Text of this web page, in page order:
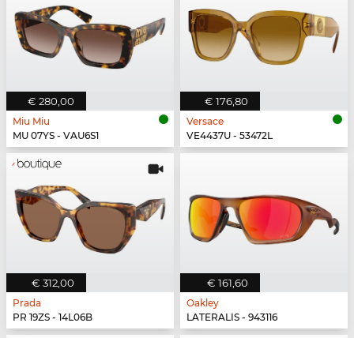
€ 280,00
Miu Miu
MU 07YS - VAU6S1
€ 176,80
Versace
VE4437U - 53472L
€ 312,00
Prada
PR 19ZS - 14L06B
€ 161,60
Oakley
LATERALIS - 943116